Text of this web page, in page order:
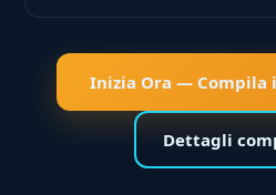
Inizia Ora — Compila
Dettagli